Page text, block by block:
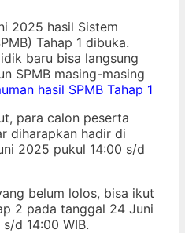
2025 hasil Sistem
Tahap 1 dibuka.
baru bisa langsung
SPMB masing-masing
hasil SPMB Tahap 1
para calon peserta
diharapkan hadir di
2025 pukul 14:00 s/d
belum lolos, bisa ikut
2 pada tanggal 24 Juni
d 14:00 WIB.